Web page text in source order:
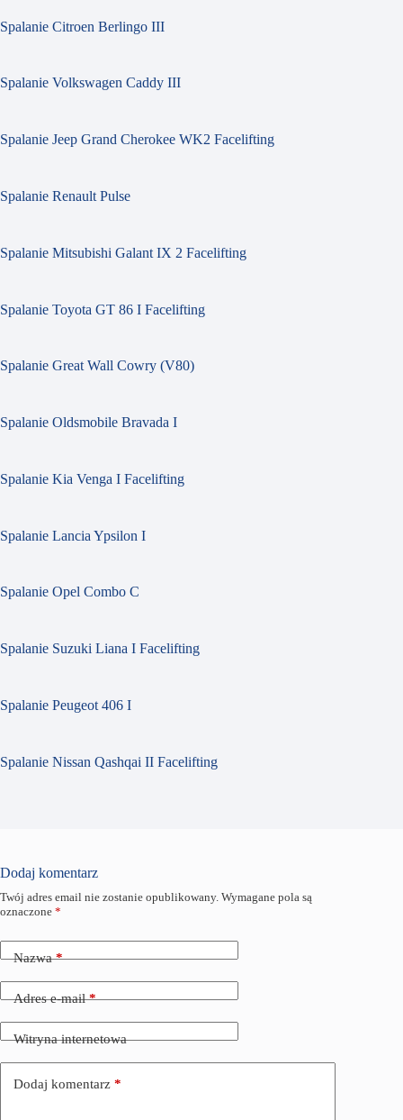
Spalanie Citroen Berlingo III
Spalanie Volkswagen Caddy III
Spalanie Jeep Grand Cherokee WK2 Facelifting
Spalanie Renault Pulse
Spalanie Mitsubishi Galant IX 2 Facelifting
Spalanie Toyota GT 86 I Facelifting
Spalanie Great Wall Cowry (V80)
Spalanie Oldsmobile Bravada I
Spalanie Kia Venga I Facelifting
Spalanie Lancia Ypsilon I
Spalanie Opel Combo C
Spalanie Suzuki Liana I Facelifting
Spalanie Peugeot 406 I
Spalanie Nissan Qashqai II Facelifting
Dodaj komentarz
Twój adres email nie zostanie opublikowany. Wymagane pola są
oznaczone *
Nazwa*
Adres e-mail*
Witryna internetowa
Dodaj komentarz *